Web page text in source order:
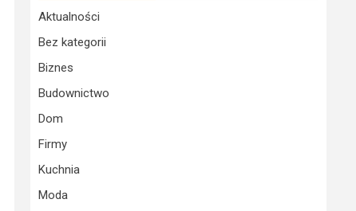
Aktualności
Bez kategorii
Biznes
Budownictwo
Dom
Firmy
Kuchnia
Moda